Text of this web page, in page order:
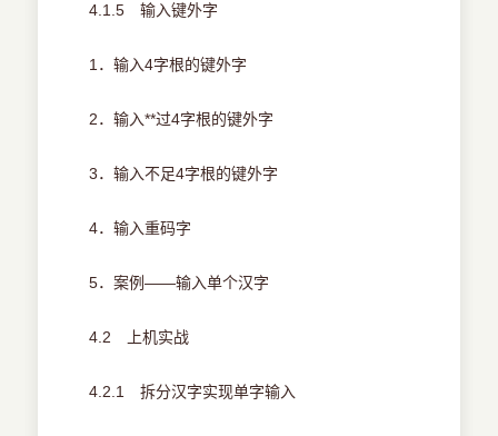
4.1.5 输入键外字
1．输入4字根的键外字
2．输入**过4字根的键外字
3．输入不足4字根的键外字
4．输入重码字
5．案例——输入单个汉字
4.2 上机实战
4.2.1 拆分汉字实现单字输入